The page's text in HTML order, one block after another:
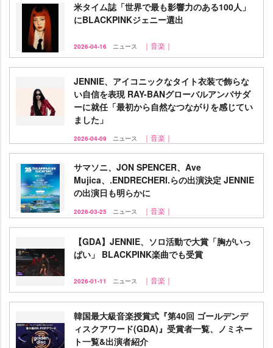
米タイム誌「世界で最も影響力のある100人」
にBLACKPINKジェニー選出
2026-04-16 ニュース ｜音楽｜
JENNIE、アイコニックなタイト衣装で飾らな
い自信を表現 RAY-BANグローバルアンバサダ
ーに就任「最初から自然なつながりを感じてい
ました」
2026-04-09 ニュース ｜音楽｜
サマソニ、JON SPENCER、Ave
Mujica、.ENDRECHERI.らの出演決定 JENNIE
の出演日も明らかに
2026-03-25 ニュース ｜音楽｜
【GDA】JENNIE、ソロ活動で大賞「胸がいっ
ぱい」 BLACKPINK楽曲でも受賞
2026-01-11 ニュース ｜音楽｜
韓国最大級音楽授賞式『第40回 ゴールデンデ
ィスクアワード(GDA)』受賞者一覧、ノミネー
ト一覧&出演者紹介